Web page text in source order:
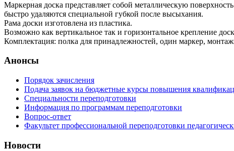
Маркерная доска представляет собой металлическую
быстро удаляются специальной губкой после высыхания.
Рама доски изготовлена из пластика.
Возможно как вертикальное так и горизонтальное крепление
Комплектация: полка для принадлежностей, один маркер,
Анонсы
Порядок зачисления
Подача заявок на бюджетные курсы повышения
Специальности переподготовки
Информация по программам переподготовки
Вопрос-ответ
Факультет профессиональной переподготовки
Новости